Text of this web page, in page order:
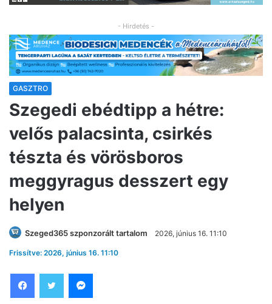
- Hirdetés -
GASZTRO
Szegedi ebédtipp a hétre:
velős palacsinta, csirkés
tészta és vörösboros
meggyragus desszert egy
helyen
Szeged365 szponzorált tartalom 2026, június 16. 11:10
Frissítve: 2026, június 16. 11:10